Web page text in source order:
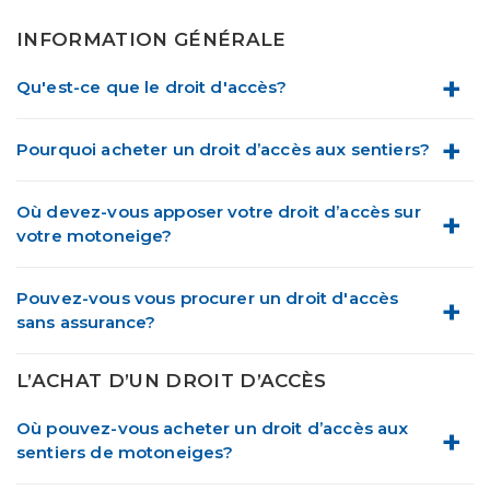
INFORMATION GÉNÉRALE
Qu'est-ce que le droit d'accès?
Pourquoi acheter un droit d’accès aux sentiers?
Où devez-vous apposer votre droit d’accès sur
votre motoneige?
Pouvez-vous vous procurer un droit d'accès
sans assurance?
L’ACHAT D’UN DROIT D’ACCÈS
Où pouvez-vous acheter un droit d’accès aux
sentiers de motoneiges?